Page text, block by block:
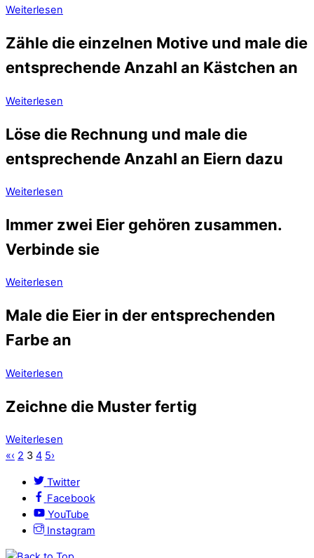
Weiterlesen
Zähle die einzelnen Motive und male die
entsprechende Anzahl an Kästchen an
Weiterlesen
Löse die Rechnung und male die
entsprechende Anzahl an Eiern dazu
Weiterlesen
Immer zwei Eier gehören zusammen.
Verbinde sie
Weiterlesen
Male die Eier in der entsprechenden
Farbe an
Weiterlesen
Zeichne die Muster fertig
Weiterlesen
«‹ 2 3 4 5›
Twitter
Facebook
YouTube
Instagram